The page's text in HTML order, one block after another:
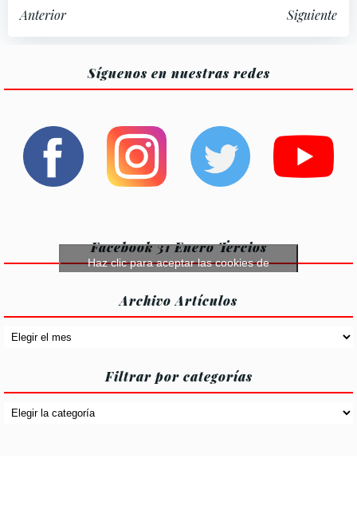
Navegación
las
entradas
Anterior
Navegación
por
las
entradas
Siguiente
Síguenos en nuestras redes
Facebook 31 Enero Tercios
Haz clic para aceptar las cookies de
Archivo Artículos
Archivo
Filtrar por categorías
Filtrar